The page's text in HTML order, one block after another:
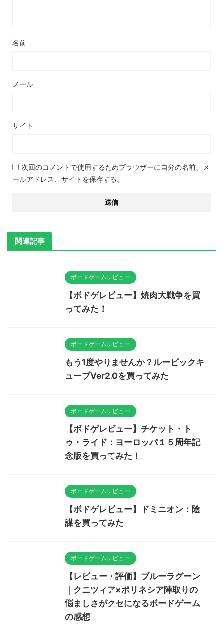
名前
メール
サイト
次回のコメントで使用するためブラウザーに自分の名前、メ
ールアドレス、サイトを保存する。
関連記事
ボードゲームレビュー
【ボドゲレビュー】焼肉大戦争を買
ってみた！
ボードゲームレビュー
もう1度やりませんか？ルービックキ
ューブVer2.0を買ってみた
ボードゲームレビュー
【ボドゲレビュー】チケット・ト
ゥ・ライド：ヨーロッパ１５周年記
念版を買ってみた！
ボードゲームレビュー
【ボドゲレビュー】ドミニオン：陰
謀を買ってみた
ボードゲームレビュー
【レビュー・評価】ブルーラグーン
｜クニツィア×ポリネシア陣取りの
悩ましさがクセになるボードゲーム
の感想